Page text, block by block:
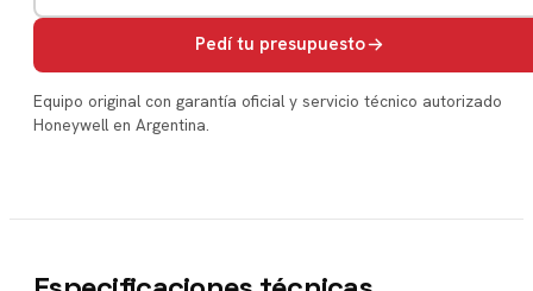
Pedí tu presupuesto
Equipo original con garantía oficial y servicio técnico autorizado
Honeywell en Argentina.